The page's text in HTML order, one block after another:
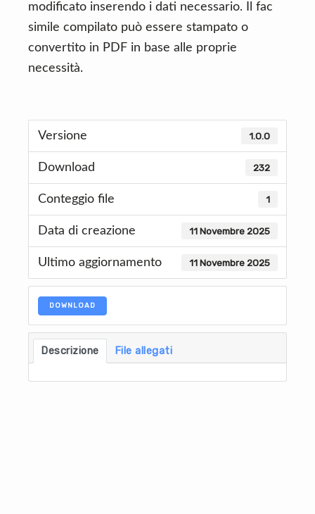
modificato inserendo i dati necessario. Il fac
simile compilato può essere stampato o
convertito in PDF in base alle proprie
necessità.
Versione 1.0.0
Download 232
Conteggio file 1
Data di creazione 11 Novembre 2025
Ultimo aggiornamento 11 Novembre 2025
DOWNLOAD
Descrizione File allegati